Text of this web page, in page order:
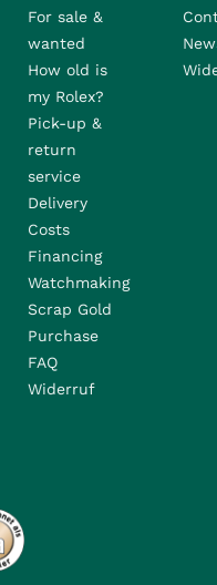
For sale &
wanted
How old is
my Rolex?
Pick-up &
return
service
Delivery
Costs
Financing
Watchmaking
Scrap Gold
Purchase
FAQ
Widerruf